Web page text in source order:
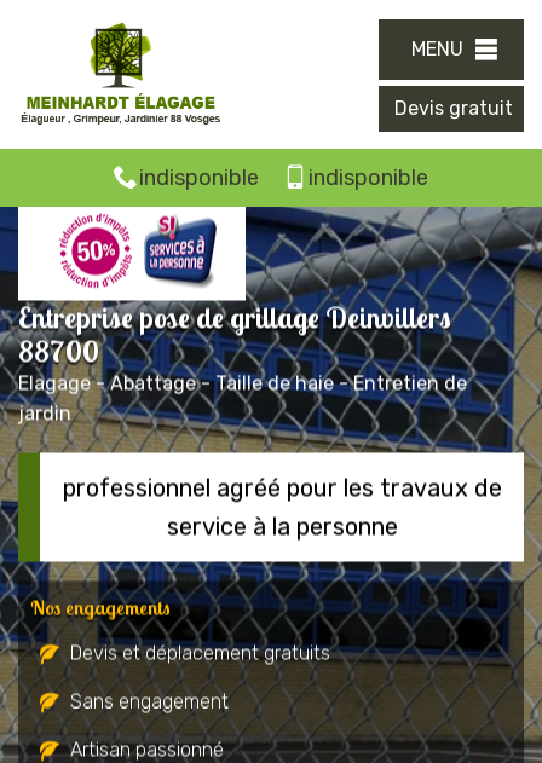
MENU
Devis gratuit
indisponible indisponible
Entreprise pose de grillage Deinvillers
88700
Elagage - Abattage - Taille de haie - Entretien de
jardin
professionnel agréé pour les travaux de
service à la personne
Nos engagements
Devis et déplacement gratuits
Sans engagement
Artisan passionné